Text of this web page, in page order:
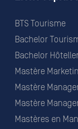
BTS Tourisme
Bachelor
Bachelor
Mastère
Mastère
Mastère
Mastères en